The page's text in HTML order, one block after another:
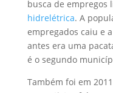
busca de empregos
hidrelétrica. A
empregados caiu e
antes era uma
é o segundo
Também foi em